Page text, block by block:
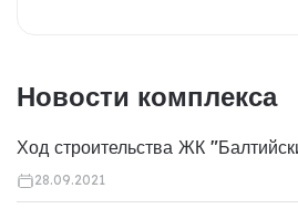
Новости комплекса
Ход строительства ЖК
28.09.2021